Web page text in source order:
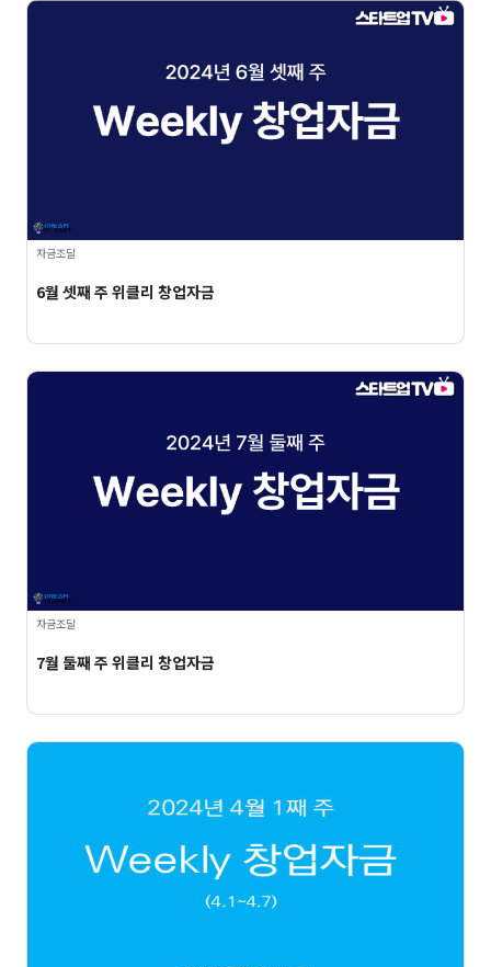
자금조달
6월 셋째 주 위클리 창업자금
자금조달
7월 둘째 주 위클리 창업자금